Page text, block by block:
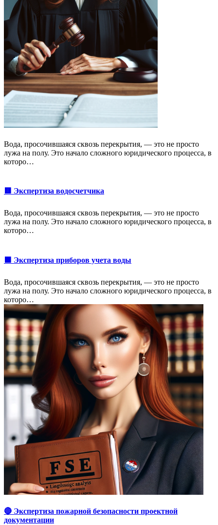
Вода, просочившаяся сквозь перекрытия, — это не просто
лужа на полу. Это начало сложного юридического процесса, в
которо…
🟥 Экспертиза водосчетчика
Вода, просочившаяся сквозь перекрытия, — это не просто
лужа на полу. Это начало сложного юридического процесса, в
которо…
🟩 Экспертиза приборов учета воды
Вода, просочившаяся сквозь перекрытия, — это не просто
лужа на полу. Это начало сложного юридического процесса, в
которо…
🔴 Экспертиза пожарной безопасности проектной
документации